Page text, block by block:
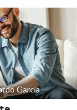
Garcia